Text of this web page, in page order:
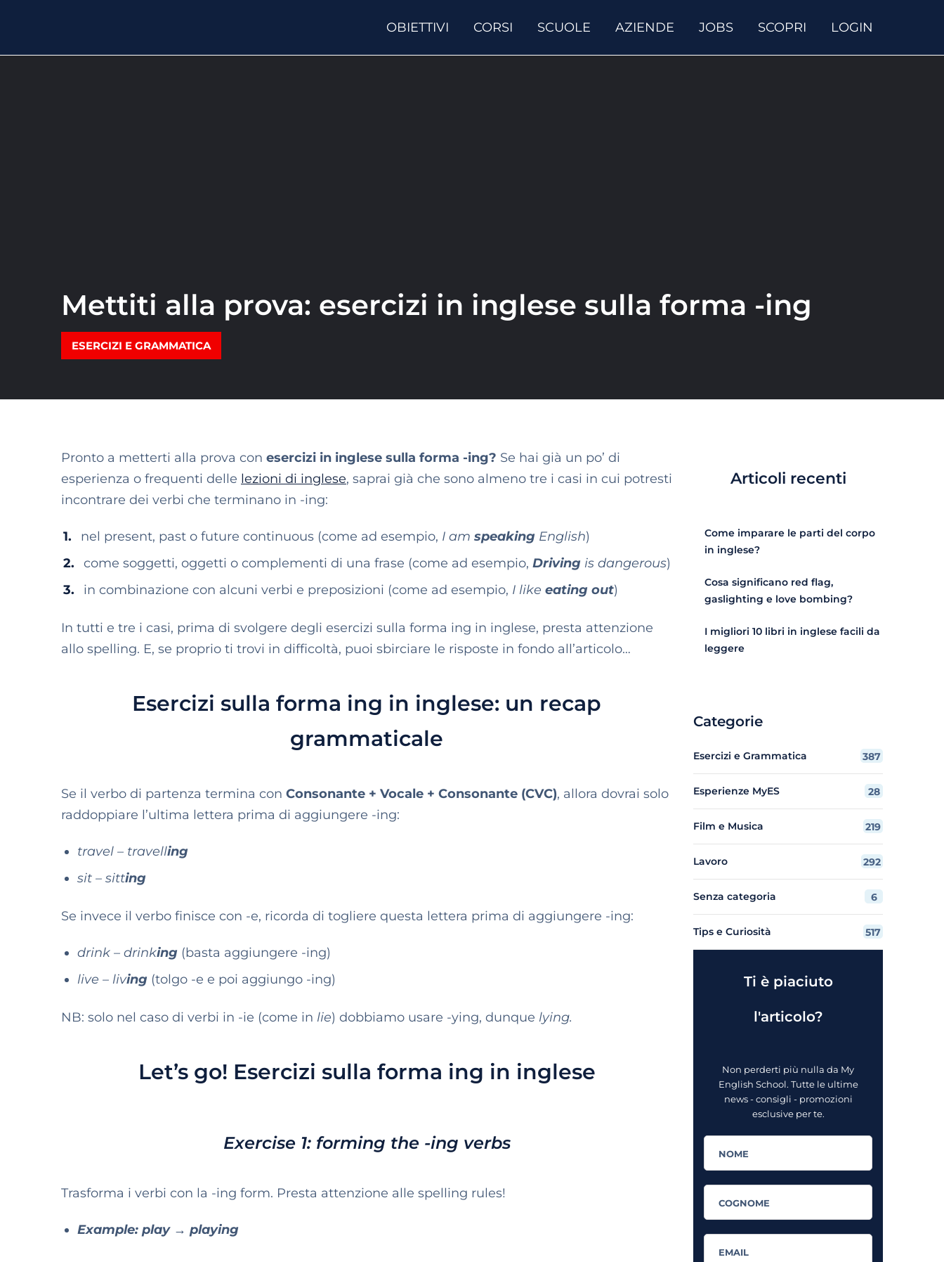
OBIETTIVI CORSI SCUOLE AZIENDE JOBS SCOPRI LOGIN
Mettiti alla prova: esercizi in inglese sulla forma -ing
ESERCIZI E GRAMMATICA
Pronto a metterti alla prova con esercizi in inglese sulla forma -ing? Se hai già un po’ di
esperienza o frequenti delle lezioni di inglese, saprai già che sono almeno tre i casi in cui potresti
incontrare dei verbi che terminano in -ing:
nel present, past o future continuous (come ad esempio, I am speaking English)
come soggetti, oggetti o complementi di una frase (come ad esempio, Drivingis dangerous)
in combinazione con alcuni verbi e preposizioni (come ad esempio, I like eating out)
In tutti e tre i casi, prima di svolgere degli esercizi sulla forma ing in inglese, presta attenzione
allo spelling. E, se proprio ti trovi in difficoltà, puoi sbirciare le risposte in fondo all’articolo…
Esercizi sulla forma ing in inglese: un recap
grammaticale
Se il verbo di partenza termina con Consonante + Vocale + Consonante (CVC), allora dovrai solo
raddoppiare l’ultima lettera prima di aggiungere -ing:
travel – travelling
sit – sitting
Se invece il verbo finisce con -e, ricorda di togliere questa lettera prima di aggiungere -ing:
drink – drinking (basta aggiungere -ing)
live – living (tolgo -e e poi aggiungo -ing)
NB: solo nel caso di verbi in -ie (come in lie) dobbiamo usare -ying, dunque lying.
Let’s go! Esercizi sulla forma ing in inglese
Exercise 1: forming the -ing verbs
Trasforma i verbi con la -ing form. Presta attenzione alle spelling rules!
Example: play → playing
Articoli recenti
Come imparare le parti del corpo
in inglese?
Cosa significano red flag,
gaslighting e love bombing?
I migliori 10 libri in inglese facili da
leggere
Categorie
Esercizi e Grammatica 387
Esperienze MyES 28
Film e Musica 219
Lavoro 292
Senza categoria 6
Tips e Curiosità 517
Ti è piaciuto
l'articolo?
Non perderti più nulla da My
English School. Tutte le ultime
news - consigli - promozioni
esclusive per te.